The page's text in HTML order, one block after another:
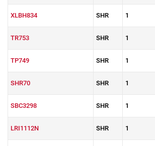
XLBH834 SHR 1
TR753 SHR 1
TP749 SHR 1
SHR70 SHR 1
SBC3298 SHR 1
LRI1112N SHR 1